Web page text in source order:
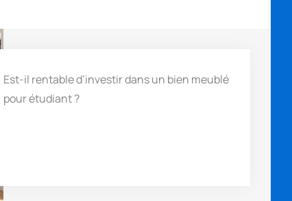
Est-il rentable d’investir dans un bien meublé
pour étudiant ?